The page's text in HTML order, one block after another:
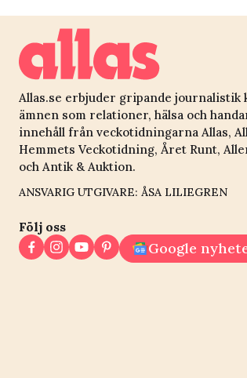
Allas.se erbjuder gripande journalistik
ämnen som relationer, hälsa och
innehåll från veckotidningarna Allas,
Hemmets Veckotidning, Året Runt,
och Antik & Auktion.
ANSVARIG UTGIVARE: ÅSA LILIEGREN
Följ oss
Google